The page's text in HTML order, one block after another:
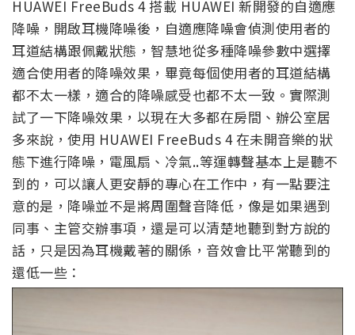
HUAWEI FreeBuds 4 搭載 HUAWEI 新開發的自適應
降噪，開啟耳機降噪後，自適應降噪會偵測使用者的
耳道結構跟佩戴狀態，智慧地從多種降噪參數中選擇
適合使用者的降噪效果，畢竟每個使用者的耳道結構
都不太一樣，適合的降噪感受也都不太一致。實際測
試了一下降噪效果，以現在大多都在房間、辦公室居
多來說，使用 HUAWEI FreeBuds 4 在未開音樂的狀
態下進行降噪，電風扇、冷氣..等運轉聲基本上是聽不
到的，可以讓人更安靜的專心在工作中，有一點要注
意的是，降噪並不是將周圍聲音降低，像是如果遇到
同事、主管交辦事項，還是可以清楚地聽到對方說的
話，只是因為耳機戴著的關係，音效會比平常聽到的
還低一些：